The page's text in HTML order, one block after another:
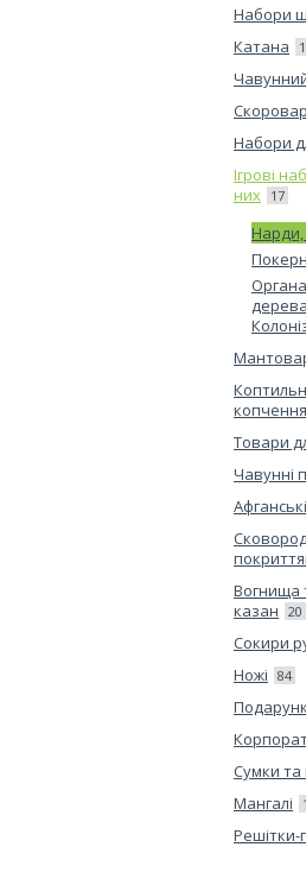
Набори
Катана
Набори
Ігрові
них 17
дерева
копчення
Товари
Чавунні
Вогнища
казан 20
Сокири
Ножі 84
Сумки та
Мангалі 1
Решітки-